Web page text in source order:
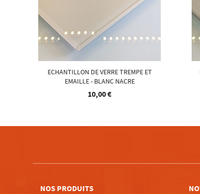
ECHANTILLON DE VERRE TREMPE ET
EMAILLE - BLANC NACRE
10,00 €
NOS PRODUITS